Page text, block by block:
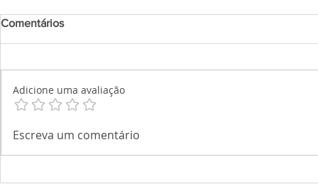
Comentários
Adicione uma avaliação
Escreva um comentário